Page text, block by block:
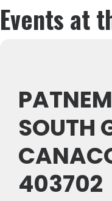
Events at
SOUTH
403702